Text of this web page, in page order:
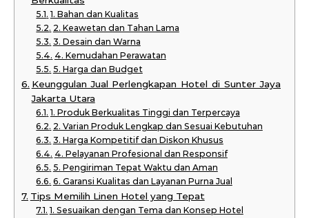
1. Bahan dan Kualitas
2. Keawetan dan Tahan Lama
3. Desain dan Warna
4. Kemudahan Perawatan
5. Harga dan Budget
Keunggulan Jual Perlengkapan Hotel di Sunter Jaya
Jakarta Utara
1. Produk Berkualitas Tinggi dan Terpercaya
2. Varian Produk Lengkap dan Sesuai Kebutuhan
3. Harga Kompetitif dan Diskon Khusus
4. Pelayanan Profesional dan Responsif
5. Pengiriman Tepat Waktu dan Aman
6. Garansi Kualitas dan Layanan Purna Jual
Tips Memilih Linen Hotel yang Tepat
1. Sesuaikan dengan Tema dan Konsep Hotel